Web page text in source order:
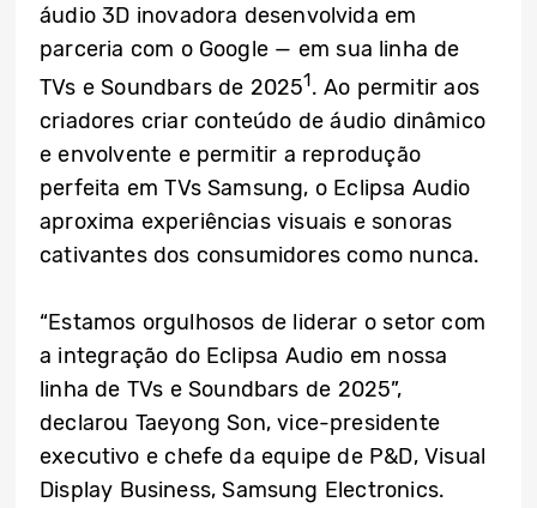
áudio 3D inovadora desenvolvida em
parceria com o Google — em sua linha de
TVs e Soundbars de 20251. Ao permitir aos
criadores criar conteúdo de áudio dinâmico
e envolvente e permitir a reprodução
perfeita em TVs Samsung, o Eclipsa Audio
aproxima experiências visuais e sonoras
cativantes dos consumidores como nunca.
“Estamos orgulhosos de liderar o setor com
a integração do Eclipsa Audio em nossa
linha de TVs e Soundbars de 2025”,
declarou Taeyong Son, vice-presidente
executivo e chefe da equipe de P&D, Visual
Display Business, Samsung Electronics.